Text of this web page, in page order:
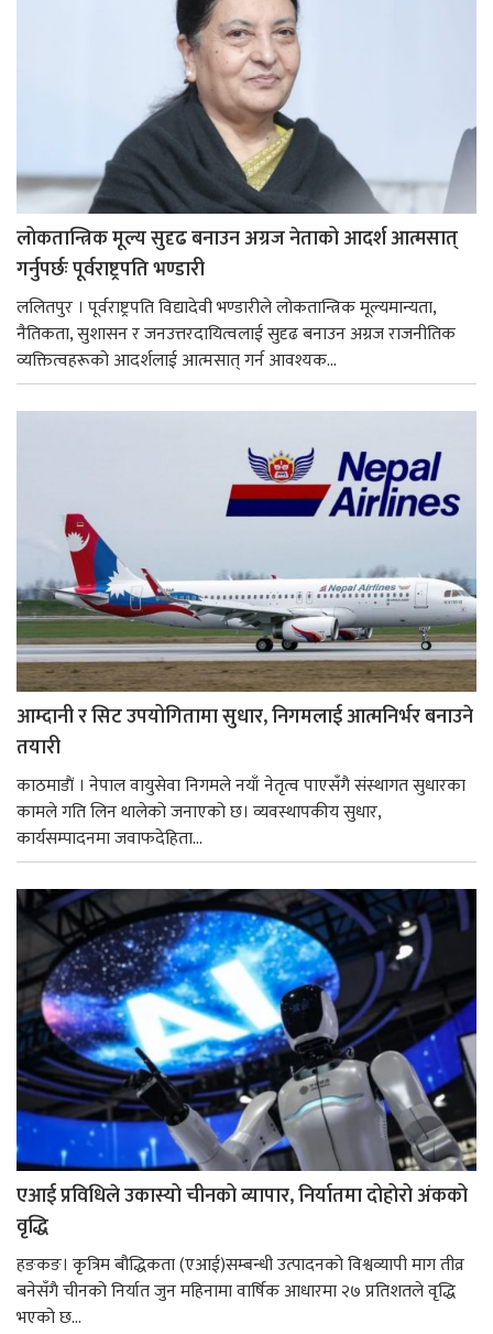
लोकतान्त्रिक मूल्य सुदृढ बनाउन अग्रज नेताको आदर्श आत्मसात्
गर्नुपर्छः पूर्वराष्ट्रपति भण्डारी
ललितपुर । पूर्वराष्ट्रपति विद्यादेवी भण्डारीले लोकतान्त्रिक मूल्यमान्यता,
नैतिकता, सुशासन र जनउत्तरदायित्वलाई सुदृढ बनाउन अग्रज राजनीतिक
व्यक्तित्वहरूको आदर्शलाई आत्मसात् गर्न आवश्यक...
आम्दानी र सिट उपयोगितामा सुधार, निगमलाई आत्मनिर्भर बनाउने
तयारी
काठमाडाैं । नेपाल वायुसेवा निगमले नयाँ नेतृत्व पाएसँगै संस्थागत सुधारका
कामले गति लिन थालेको जनाएको छ। व्यवस्थापकीय सुधार,
कार्यसम्पादनमा जवाफदेहिता...
एआई प्रविधिले उकास्यो चीनको व्यापार, निर्यातमा दोहोरो अंकको
वृद्धि
हङकङ। कृत्रिम बौद्धिकता (एआई)सम्बन्धी उत्पादनको विश्वव्यापी माग तीव्र
बनेसँगै चीनको निर्यात जुन महिनामा वार्षिक आधारमा २७ प्रतिशतले वृद्धि
भएको छ...